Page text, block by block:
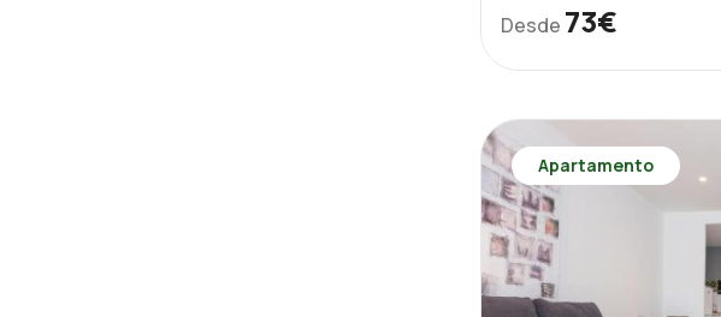
Desde 73€
Apartamento